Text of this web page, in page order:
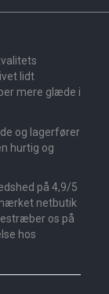
lidt
mere glæde i
og lagerfører
hurtig og
på 4,9/5
netbutik
os på
hos